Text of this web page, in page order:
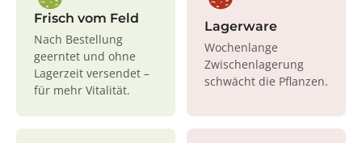
Frisch vom Feld
Nach Bestellung
geerntet und ohne
Lagerzeit versendet –
für mehr Vitalität.
Lagerware
Wochenlange
Zwischenlagerung
schwächt die Pflanzen.